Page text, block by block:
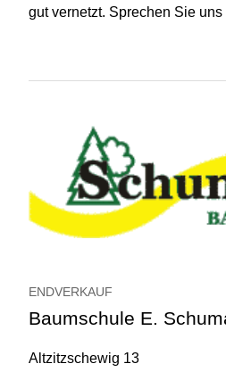
gut vernetzt. Sprechen Sie uns
ENDVERKAUF
Baumschule E.
Altzitzschewig 13